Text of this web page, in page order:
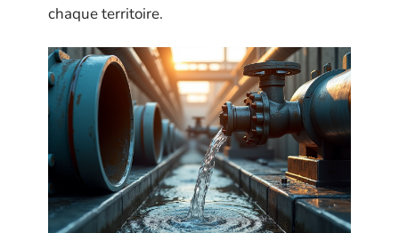
chaque territoire.